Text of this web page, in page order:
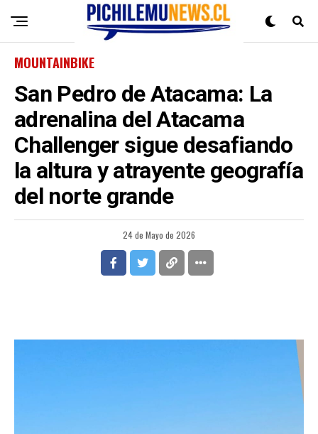
MOUNTAINBIKE
San Pedro de Atacama: La
adrenalina del Atacama
Challenger sigue desafiando
la altura y atrayente geografía
del norte grande
24 de Mayo de 2026